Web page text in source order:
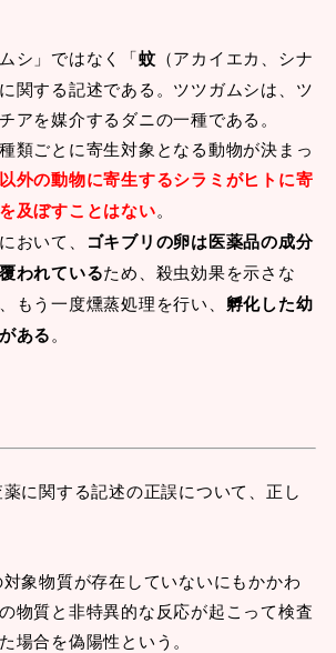
」ではなく「蚊（アカイエカ、シナ
関する記述である。ツツガムシは、ツ
アを媒介するダニの一種である。
ごとに寄生対象となる動物が決まっ
外の動物に寄生するシラミがヒトに寄
及ぼすことはない。
いて、
ゴキブリの卵は医薬品の成分
われているため、殺虫効果を示さな
もう一度燻蒸処理を行い、 孵化した幼
ある。
に関する記述の正誤について、正し
象物質が存在していないにもかかわ
物質と非特異的な反応が起こって検査
場合を偽陽性という。